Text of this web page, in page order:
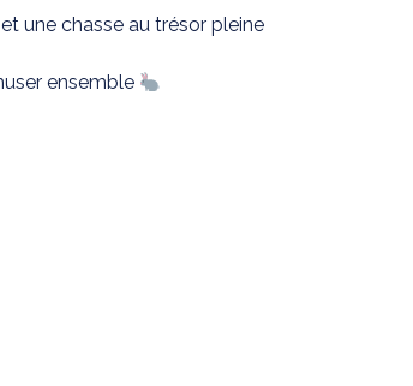
une chasse au trésor pleine
ensemble